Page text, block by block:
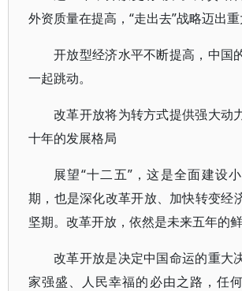
外资质量在提高，“走出去”战略迈出重
开放型经济水平不断提高，中国
一起跳动。
改革开放将为转方式提供强大动
十年的发展格局
展望“十二五”，这是全面建设
期，也是深化改革开放、加快转变经
坚期。改革开放，依然是未来五年的鲜
改革开放是决定中国命运的重大
家强盛、人民幸福的必由之路，任